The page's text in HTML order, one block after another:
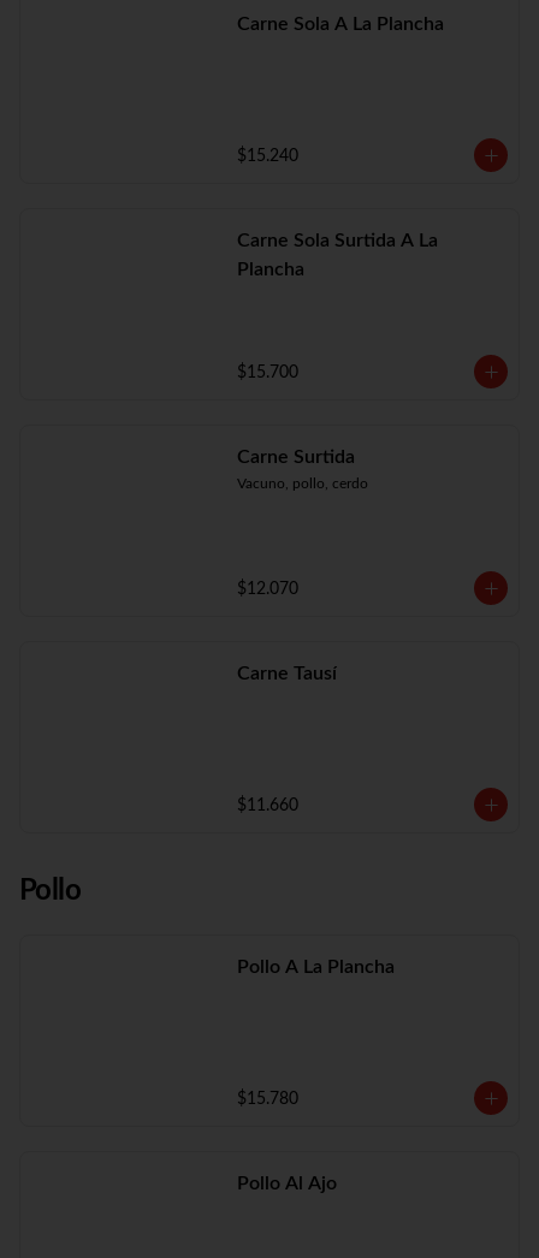
Carne Sola A La Plancha
$15.240
Carne Sola Surtida A La
Plancha
$15.700
Carne Surtida
Vacuno, pollo, cerdo
$12.070
Carne Tausí
$11.660
Pollo
Pollo A La Plancha
$15.780
Pollo Al Ajo